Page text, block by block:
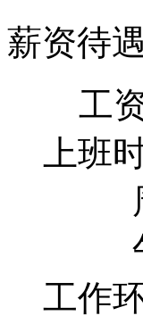
薪资待遇
工资
上班
周一
午餐
工作环